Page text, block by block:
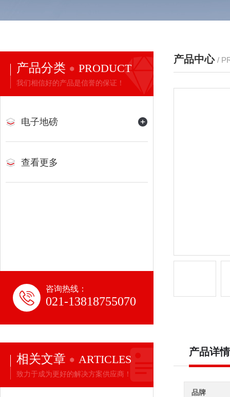
产品分类 PRODUCT
我们相信好的产品是信誉的保证！
电子地磅
查看更多
咨询热线：
021-13818755070
相关文章 ARTICLES
致力于成为更好的解决方案供应商！
产品中心 /
产品详情
品牌